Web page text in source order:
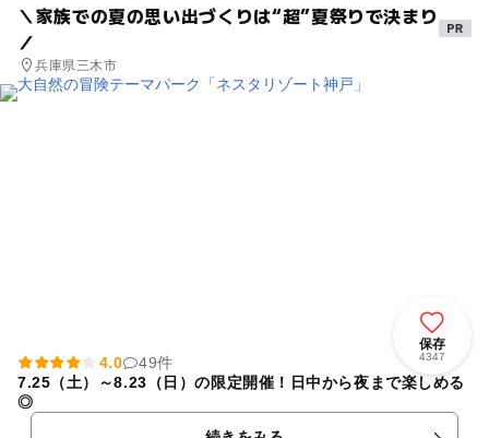
＼家族での夏の思い出づくりは“超”夏祭りで決まり
／
兵庫県三木市
保存
4347
4.0
49件
7.25（土）～8.23（日）の限定開催！日中から夜まで楽しめる
◎